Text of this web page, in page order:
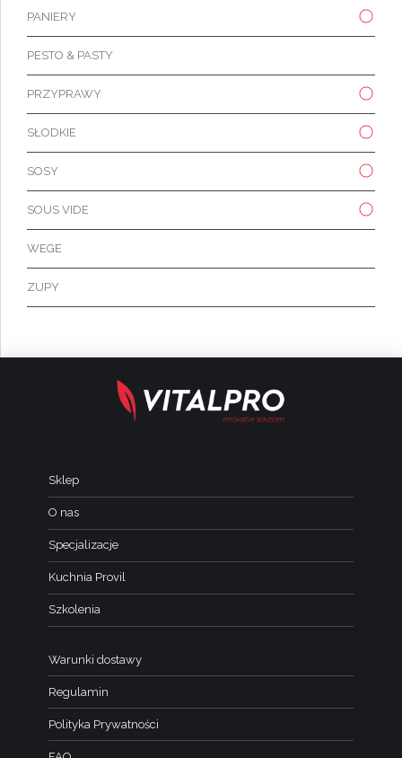
PANIERY
PESTO & PASTY
PRZYPRAWY
SŁODKIE
SOSY
SOUS VIDE
WEGE
ZUPY
Sklep
O nas
Specjalizacje
Kuchnia Provil
Szkolenia
Warunki dostawy
Regulamin
Polityka Prywatności